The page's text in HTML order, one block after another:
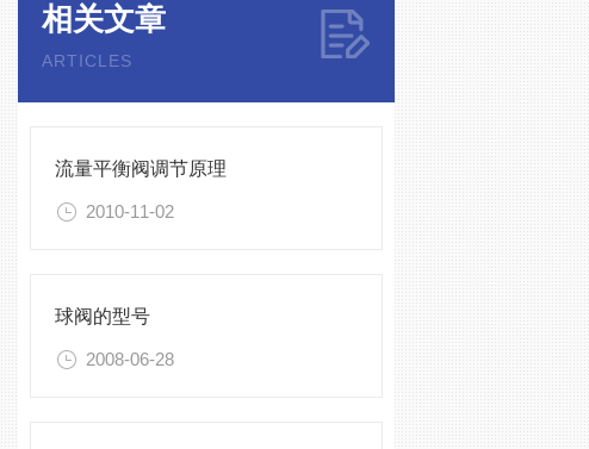
相关文章
ARTICLES
流量平衡阀调节原理
2010-11-02
球阀的型号
2008-06-28